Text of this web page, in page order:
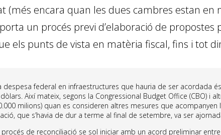
(més encara quan les dues cambres estan
un procés previ d’elaboració de
els punts de vista en matèria fiscal, fins i tot
despesa federal en infraestructures que hauria de ser acordada
Així mateix, segons la Congressional Budget Office (CBO) i
milions) quan es consideren altres mesures que
que s’havia de dur a terme al final de setembre, va ser
procés de reconciliació se sol iniciar amb un acord preliminar